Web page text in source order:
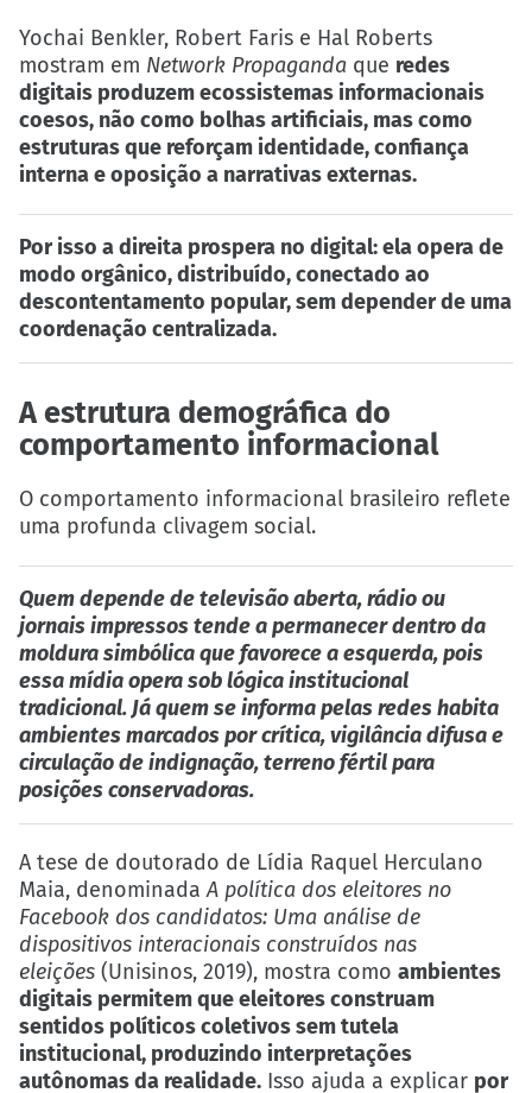
Yochai Benkler, Robert Faris e Hal Roberts
mostram em Network Propaganda que redes
digitais produzem ecossistemas informacionais
coesos, não como bolhas artificiais, mas como
estruturas que reforçam identidade, confiança
interna e oposição a narrativas externas.
Por isso a direita prospera no digital: ela opera de
modo orgânico, distribuído, conectado ao
descontentamento popular, sem depender de uma
coordenação centralizada.
A estrutura demográfica do
comportamento informacional
O comportamento informacional brasileiro reflete
uma profunda clivagem social.
Quem depende de televisão aberta, rádio ou
jornais impressos tende a permanecer dentro da
moldura simbólica que favorece a esquerda, pois
essa mídia opera sob lógica institucional
tradicional. Já quem se informa pelas redes habita
ambientes marcados por crítica, vigilância difusa e
circulação de indignação, terreno fértil para
posições conservadoras.
A tese de doutorado de Lídia Raquel Herculano
Maia, denominadaA política dos eleitores no
Facebook dos candidatos: Uma análise de
dispositivos interacionais construídos nas
eleições (Unisinos, 2019), mostra como ambientes
digitais permitem que eleitores construam
sentidos políticos coletivos sem tutela
institucional, produzindo interpretações
autônomas da realidade. Isso ajuda a explicar por